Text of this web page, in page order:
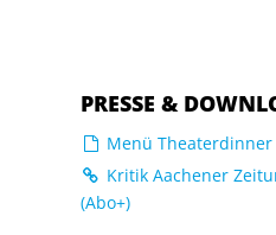
PRESSE &
Menü Theaterdinner
Kritik Aachener
(Abo+)